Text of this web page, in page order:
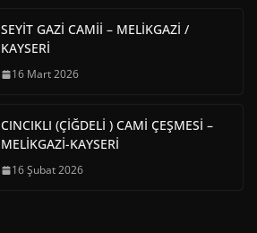
SEYİT GAZİ CAMİİ – MELİKGAZİ /
KAYSERİ
16 Mart 2026
CINCIKLI (ÇİĞDELİ ) CAMİ ÇEŞMESİ –
MELİKGAZİ-KAYSERİ
16 Şubat 2026